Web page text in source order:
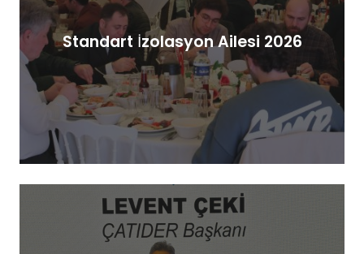
Standart İzolasyon Ailesi 2026